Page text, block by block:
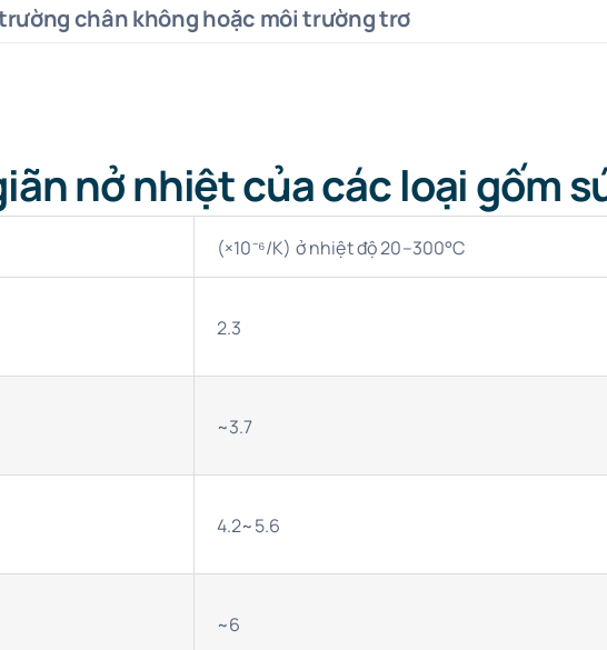
chân không hoặc môi trường trơ
nở nhiệt của các loại gốm
(×10⁻⁶/K) ở nhiệt độ 20–300°C
2.3
~3.7
4.2~5.6
~6